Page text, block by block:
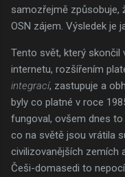
samozřejmě způsobuje,
OSN zájem. Výsledek je
Tento svět, který skončil
internetu, rozšířením
integrací, zastupuje a
byly co platné v roce
fungoval, ovšem dnes
co na světě jsou vrátila
civilizovanějších zemích
Češi-domasedi to